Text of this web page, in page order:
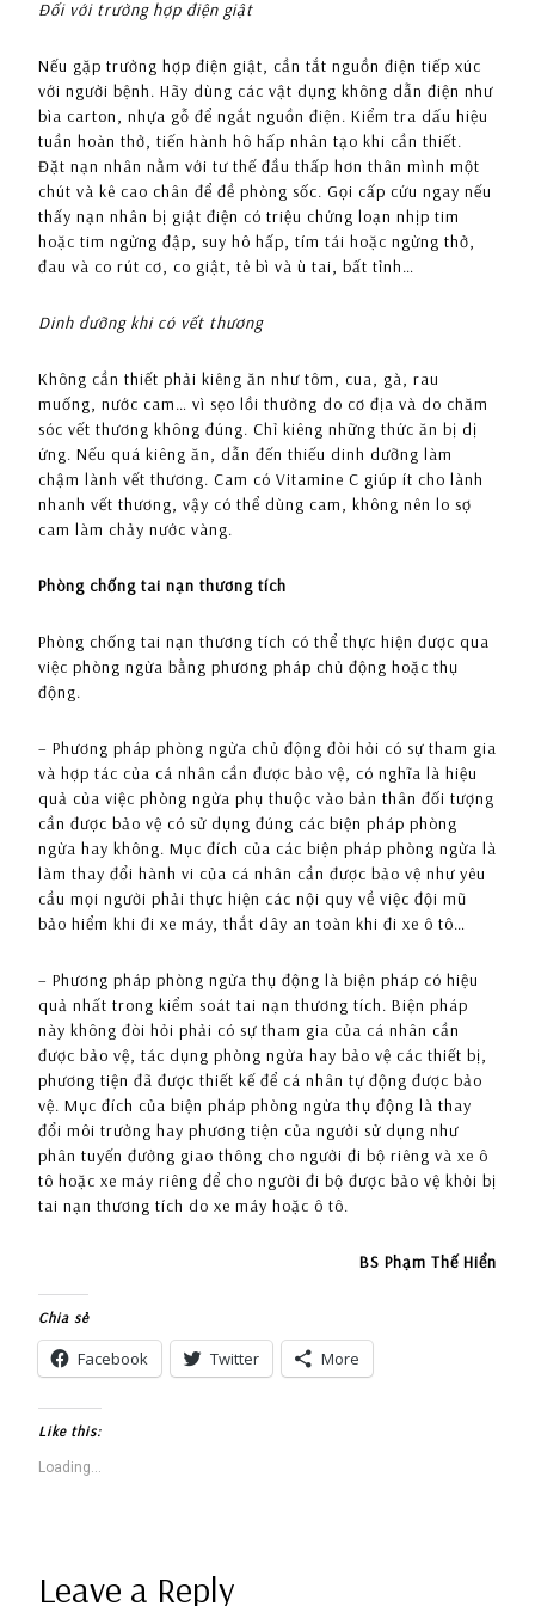
Đối với trường hợp điện giật
Nếu gặp trường hợp điện giật, cần tắt nguồn điện tiếp xúc
với người bệnh. Hãy dùng các vật dụng không dẫn điện như
bìa carton, nhựa gỗ để ngắt nguồn điện. Kiểm tra dấu hiệu
tuần hoàn thở, tiến hành hô hấp nhân tạo khi cần thiết.
Đặt nạn nhân nằm với tư thế đầu thấp hơn thân mình một
chút và kê cao chân để đề phòng sốc. Gọi cấp cứu ngay nếu
thấy nạn nhân bị giật điện có triệu chứng loạn nhịp tim
hoặc tim ngừng đập, suy hô hấp, tím tái hoặc ngừng thở,
đau và co rút cơ, co giật, tê bì và ù tai, bất tỉnh…
Dinh dưỡng khi có vết thương
Không cần thiết phải kiêng ăn như tôm, cua, gà, rau
muống, nước cam… vì sẹo lồi thường do cơ địa và do chăm
sóc vết thương không đúng. Chỉ kiêng những thức ăn bị dị
ứng. Nếu quá kiêng ăn, dẫn đến thiếu dinh dưỡng làm
chậm lành vết thương. Cam có Vitamine C giúp ít cho lành
nhanh vết thương, vậy có thể dùng cam, không nên lo sợ
cam làm chảy nước vàng.
Phòng chống tai nạn thương tích
Phòng chống tai nạn thương tích có thể thực hiện được qua
việc phòng ngừa bằng phương pháp chủ động hoặc thụ
động.
– Phương pháp phòng ngừa chủ động đòi hỏi có sự tham gia
và hợp tác của cá nhân cần được bảo vệ, có nghĩa là hiệu
quả của việc phòng ngừa phụ thuộc vào bản thân đối tượng
cần được bảo vệ có sử dụng đúng các biện pháp phòng
ngừa hay không. Mục đích của các biện pháp phòng ngừa là
làm thay đổi hành vi của cá nhân cần được bảo vệ như yêu
cầu mọi người phải thực hiện các nội quy về việc đội mũ
bảo hiểm khi đi xe máy, thắt dây an toàn khi đi xe ô tô…
– Phương pháp phòng ngừa thụ động là biện pháp có hiệu
quả nhất trong kiểm soát tai nạn thương tích. Biện pháp
này không đòi hỏi phải có sự tham gia của cá nhân cần
được bảo vệ, tác dụng phòng ngừa hay bảo vệ các thiết bị,
phương tiện đã được thiết kế để cá nhân tự động được bảo
vệ. Mục đích của biện pháp phòng ngừa thụ động là thay
đổi môi trường hay phương tiện của người sử dụng như
phân tuyến đường giao thông cho người đi bộ riêng và xe ô
tô hoặc xe máy riêng để cho người đi bộ được bảo vệ khỏi bị
tai nạn thương tích do xe máy hoặc ô tô.
BS Phạm Thế Hiển
Chia sẻ
Facebook Twitter More
Like this:
Loading...
Leave a Reply